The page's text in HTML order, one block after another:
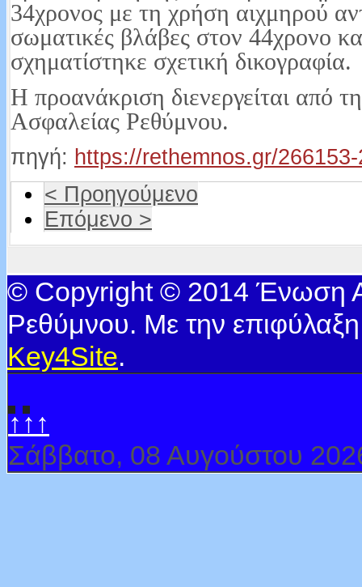
34χρονος με τη χρήση αιχμηρού
σωματικές βλάβες στον 44χρονο
σχηματίστηκε σχετική δικογραφία.
Η προανάκριση διενεργείται από
Ασφαλείας Ρεθύμνου.
πηγή: https://rethemnos.gr/
< Προηγούμενο
Επόμενο >
© Copyright © 2014 Ένωση
Ρεθύμνου. Με την
Key4Site.
↑↑↑
Σάββατο, 08 Αυγούστου